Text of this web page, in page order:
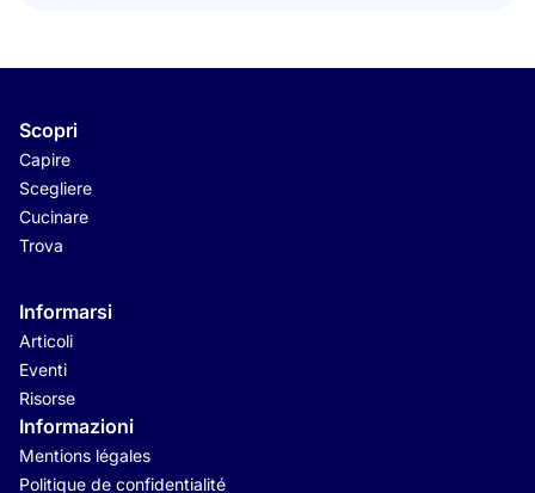
Scopri
Capire
Scegliere
Cucinare
Trova
Informarsi
Articoli
Eventi
Risorse
Informazioni
Mentions légales
Politique de confidentialité